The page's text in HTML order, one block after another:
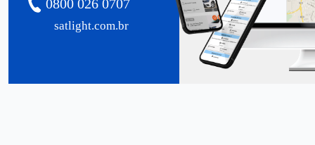
satlight.com.br
0800 026 0707